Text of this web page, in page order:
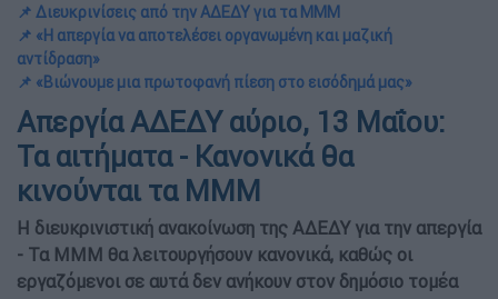
📌 Διευκρινίσεις από την ΑΔΕΔΥ για τα ΜΜΜ
📌 «Η απεργία να αποτελέσει οργανωμένη και μαζική
αντίδραση»
📌 «Βιώνουμε μια πρωτοφανή πίεση στο εισόδημά μας»
Απεργία ΑΔΕΔΥ αύριο, 13 Μαΐου:
Τα αιτήματα - Κανονικά θα
κινούνται τα ΜΜΜ
Η διευκρινιστική ανακοίνωση της ΑΔΕΔΥ για την απεργία
- Τα ΜΜΜ θα λειτουργήσουν κανονικά, καθώς οι
εργαζόμενοι σε αυτά δεν ανήκουν στον δημόσιο τομέα